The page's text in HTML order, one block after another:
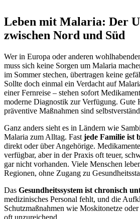
Leben mit Malaria: Der
zwischen Nord und Süd
Wer in Europa oder anderen
muss sich keine Sorgen um Malaria
im Sommer stechen, übertragen keine
Sollte doch einmal ein Verdacht auf
einer Fernreise – stehen sofort
moderne Diagnostik zur Verfügung. Gute
präventive Maßnahmen sind
Ganz anders sieht es in Ländern wie
Malaria zum Alltag. Fast jede Familie ist
direkt oder über Angehörige.
verfügbar, aber in der Praxis oft teuer,
gar nicht vorhanden. Viele Menschen
Regionen, ohne Zugang zu
Das Gesundheitssystem ist chronisch
medizinisches Personal fehlt, und die
Schutzmaßnahmen wie Moskitonetze
oft unzureichend.